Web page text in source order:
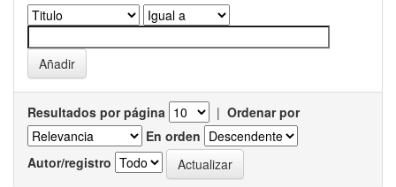
Resultados por página | Ordenar por
En orden
Autor/registro